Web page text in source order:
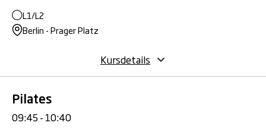
L1/L2
Berlin - Prager Platz
Kursdetails
Pilates
09:45 - 10:40